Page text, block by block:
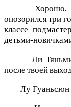
— Хорошо,
опозорился три
классе
детьми-
— Ли
после твоей
Лу Гуаньсюн